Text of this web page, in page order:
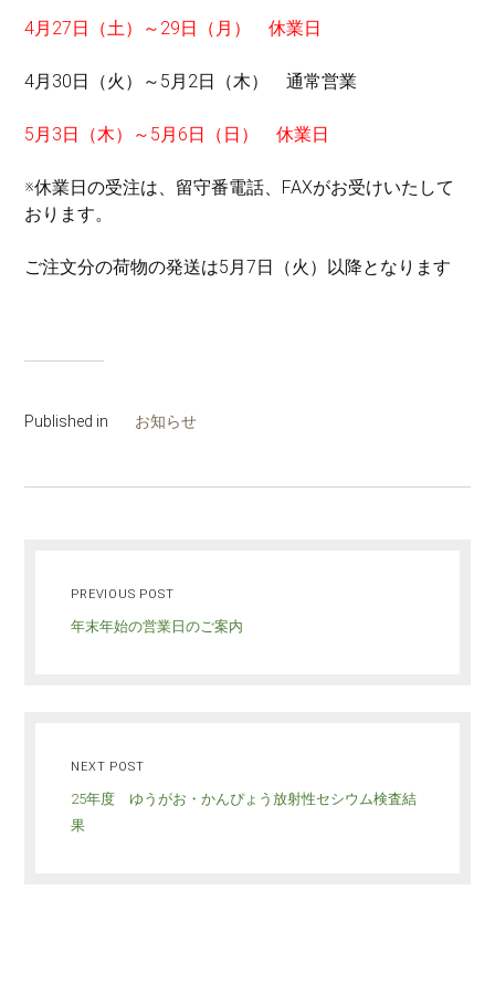
4月27日（土）～29日（月） 休業日
4月30日（火）～5月2日（木） 通常営業
5月3日（木）～5月6日（日） 休業日
※休業日の受注は、留守番電話、FAXがお受けいたして
おります。
ご注文分の荷物の発送は5月7日（火）以降となります
Published in お知らせ
PREVIOUS POST
年末年始の営業日のご案内
NEXT POST
25年度 ゆうがお・かんぴょう放射性セシウム検査結
果